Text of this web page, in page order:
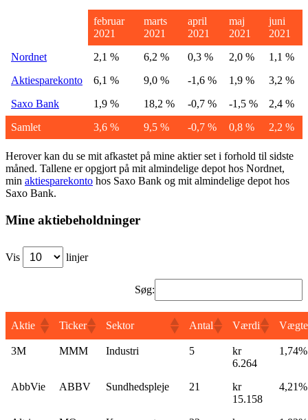
februar
2021
marts
2021
april
2021
maj
2021
juni
2021
Nordnet
2,1 % 6,2 % 0,3 % 2,0 %
1,1 %
Aktiesparekonto
6,1 % 9,0 % -1,6 % 1,9 %
3,2 %
Saxo Bank
1,9 % 18,2 % -0,7 % -1,5 %
2,4 %
Samlet
3,6 % 9,5 % -0,7 % 0,8 % 2,2 %
Herover kan du se mit afkastet på mine aktier set i forhold til sidste
måned. Tallene er opgjort på mit almindelige depot hos Nordnet,
min aktiesparekonto hos Saxo Bank og mit almindelige depot hos
Saxo Bank.
Mine aktiebeholdninger
Vis linjer
Søg:
Aktie Ticker Sektor Antal Værdi
3M MMM Industri 5
kr
6.264
1,74%
AbbVie ABBV Sundhedspleje 21
kr
15.158
4,21%